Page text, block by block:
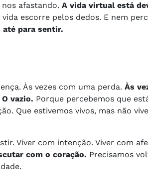
afastando. A vida virtual está
escorre pelos dedos. E nem
até para sentir.
Às vezes com uma perda. Às
vazio. Porque percebemos que
Que estivemos vivos, mas não
Viver com intenção. Viver com
com o coração. Precisamos